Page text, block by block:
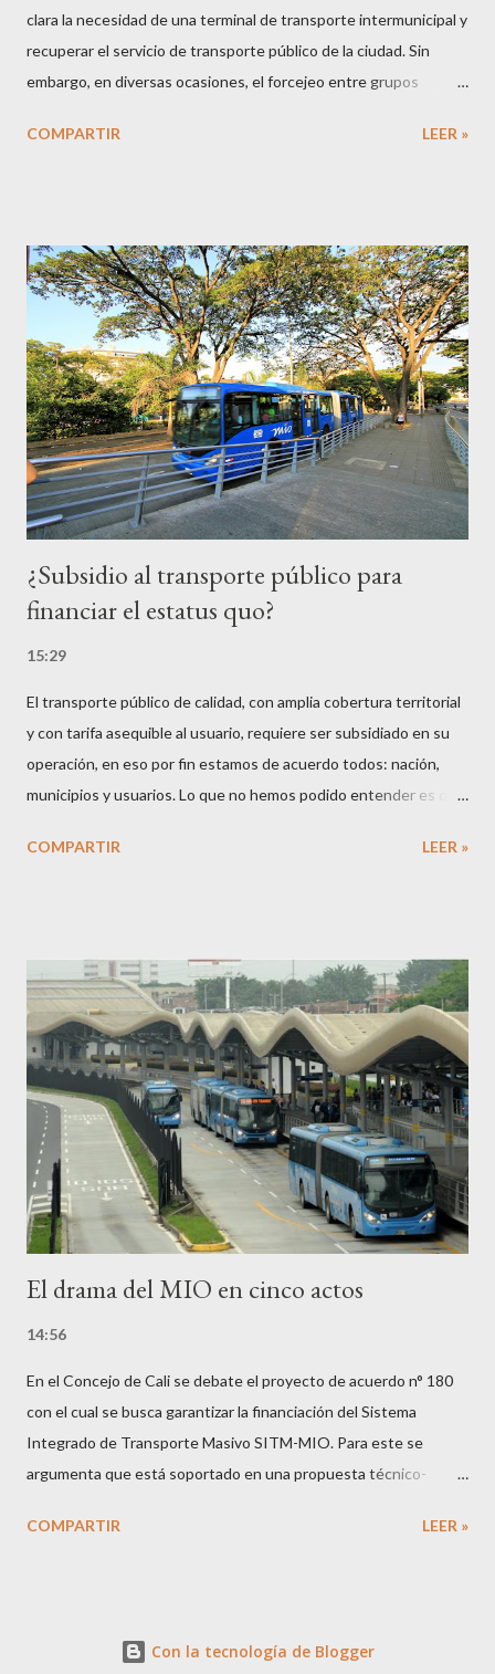
clara la necesidad de una terminal de transporte intermunicipal y
recuperar el servicio de transporte público de la ciudad. Sin
embargo, en diversas ocasiones, el forcejeo entre grupos
pretendido dar al traste con dicho anhelo de los ciudadanos. En
Territorial (2001), el Plan Vial de Tránsito y Transporte (2009) y
el Plan Estratégico de Movilidad Territorial (2014). Además, ha
sido promesa de campaña de diversas administraciones. La
necesidad es tangible, los ciudadanos se ven obligados a usar la
glorieta Versalles como una terminal improvisada y a cielo
abierto, afrontando diversos riesgos asociados a seguridad vial y
seguridad ciudadana, entre otros. En consecuencia, la actual
administ...
COMPARTIR LEER »
¿Subsidio al transporte público para
financiar el estatus quo?
15:29
El transporte público de calidad, con amplia cobertura territorial
y con tarifa asequible al usuario, requiere ser subsidiado en su
operación, en eso por fin estamos de acuerdo todos: nación,
municipios y usuarios. Lo que no hemos podido entender es que
público ilegal e informal, normalizando la evasión del pago del
Colombia, apenas en el 2015 el gobierno nacional entendió que
el subsidio a la operación del transporte público era necesario
para cubrir el déficit financiero de la operación y así garantizar el
servicio a los ciudadanos, dado que el recaudo por la venta de
tiquetes no resulta suficiente para cubrir los costos de ofrecer
el servicio. En la actualidad, ocho ciudades cuentan con sistemas
integrados o estratégicos de transporte en...
COMPARTIR LEER »
El drama del MIO en cinco actos
14:56
En el Concejo de Cali se debate el proyecto de acuerdo n° 180
con el cual se busca garantizar la financiación del Sistema
Integrado de Transporte Masivo SITM-MIO. Para este se
argumenta que está soportado en una propuesta técnico-
Integrado Inteligente de Transporte Público SIITP, del cual los
de la nociva guerra del centavo. El origen de dicho debate es
COMPARTIR LEER »
Con la tecnología de Blogger